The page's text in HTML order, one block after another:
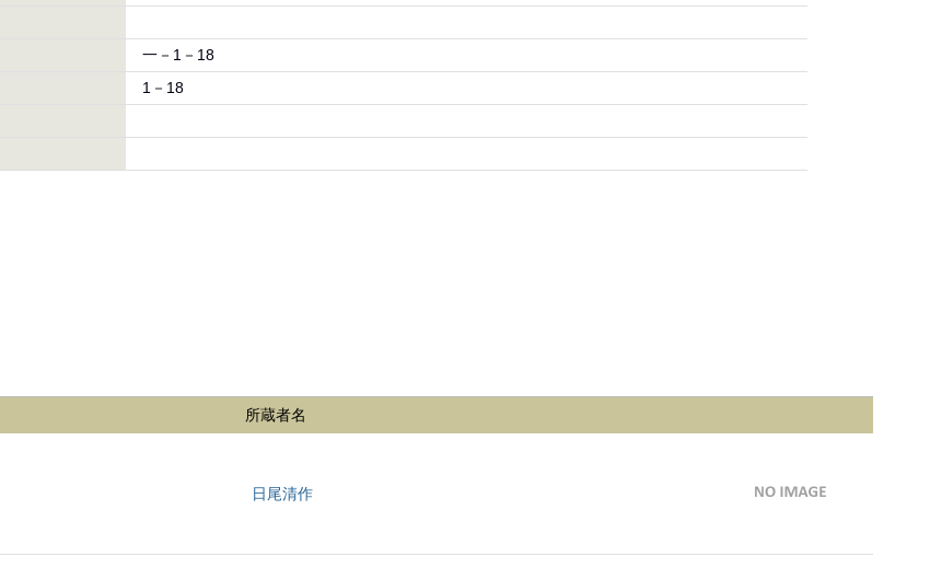
一－1－18
1－18
所蔵者名
日尾清作